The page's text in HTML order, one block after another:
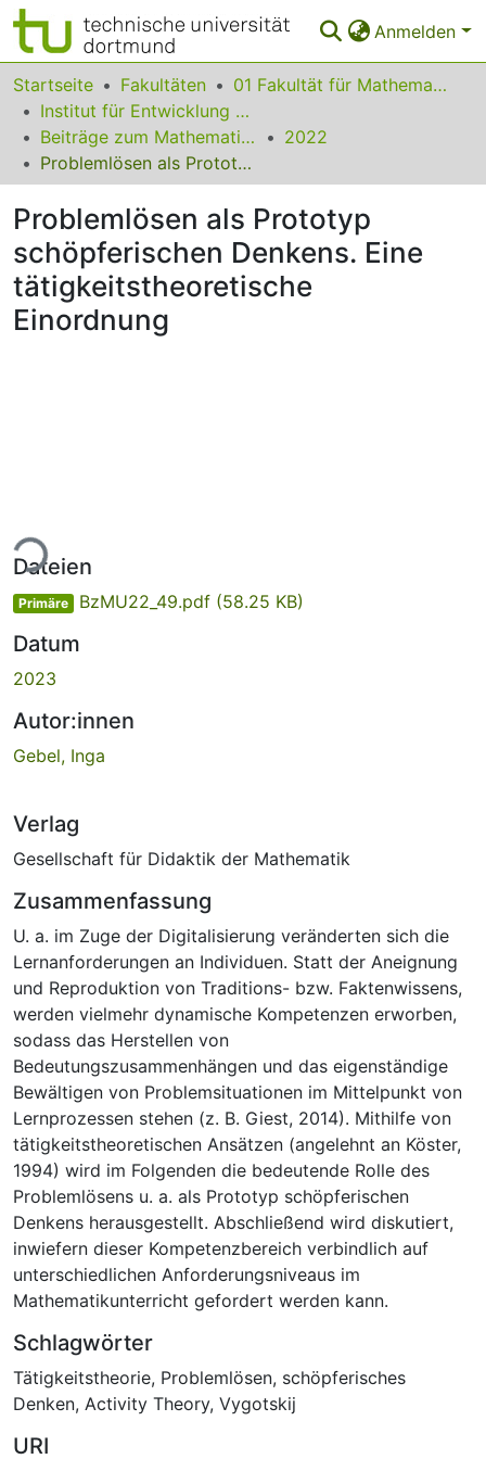
Anmelden
Bereiche & Sammlungen
Das gesamte Repositorium
Statistiken
FAQ
Leitlinien
Zurück zur Startseite
Startseite Fakultäten
01 Fakultät für Mathematik
Institut für Entwicklung und Erforschung des Mathematikunterrichts
Beiträge zum Mathematikunterricht
2022
Problemlösen als Prototyp schöpferischen Denkens. Eine tätigkeitstheoretische Einordnung
Problemlösen als Prototyp
schöpferischen Denkens. Eine
tätigkeitstheoretische
Einordnung
Dateien
Primäre BzMU22_49.pdf (58.25 KB)
Datum
2023
Autor:innen
Gebel, Inga
Verlag
Gesellschaft für Didaktik der Mathematik
Zusammenfassung
U. a. im Zuge der Digitalisierung veränderten sich die
Lernanforderungen an Individuen. Statt der Aneignung
und Reproduktion von Traditions- bzw. Faktenwissens,
werden vielmehr dynamische Kompetenzen erworben,
sodass das Herstellen von
Bedeutungszusammenhängen und das eigenständige
Bewältigen von Problemsituationen im Mittelpunkt von
Lernprozessen stehen (z. B. Giest, 2014). Mithilfe von
tätigkeitstheoretischen Ansätzen (angelehnt an Köster,
1994) wird im Folgenden die bedeutende Rolle des
Problemlösens u. a. als Prototyp schöpferischen
Denkens herausgestellt. Abschließend wird diskutiert,
inwiefern dieser Kompetenzbereich verbindlich auf
unterschiedlichen Anforderungsniveaus im
Mathematikunterricht gefordert werden kann.
Schlagwörter
Tätigkeitstheorie, Problemlösen, schöpferisches
Denken, Activity Theory, Vygotskij
URI